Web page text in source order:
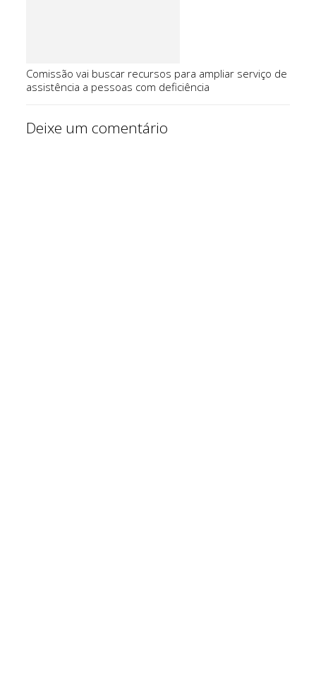
Comissão vai buscar recursos para ampliar serviço de
assistência a pessoas com deficiência
Deixe um comentário